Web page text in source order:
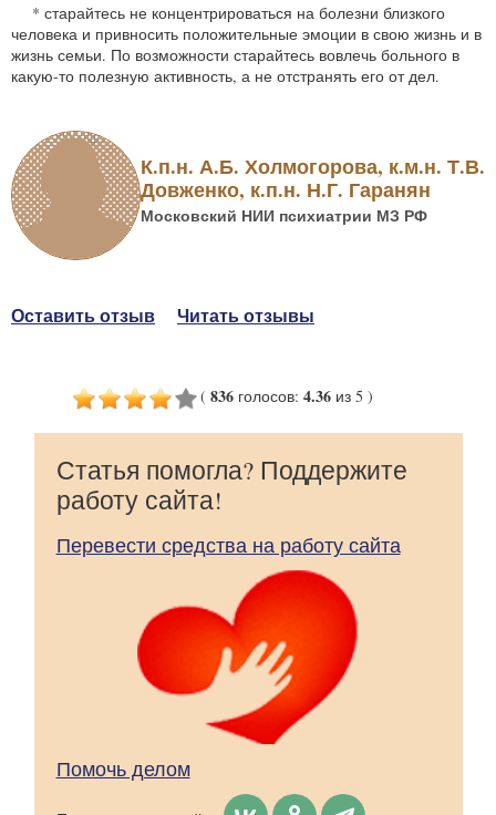
* старайтесь не концентрироваться на болезни близкого
человека и привносить положительные эмоции в свою жизнь и в
жизнь семьи. По возможности старайтесь вовлечь больного в
какую-то полезную активность, а не отстранять его от дел.
К.п.н. А.Б. Холмогорова, к.м.н. Т.В.
Довженко, к.п.н. Н.Г. Гаранян
Московский НИИ психиатрии МЗ РФ
Оставить отзыв Читать отзывы
( 836 голосов: 4.36из 5 )
Статья помогла? Поддержите
работу сайта!
Перевести средства на работу сайта
Помочь делом